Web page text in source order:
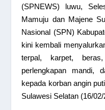
(SPNEWS) luwu,
Mamuju dan Majene
Nasional (SPN)
kini kembali
terpal, karpet,
perlengkapan mandi,
kepada korban angin
Sulawesi Selatan (16/02/